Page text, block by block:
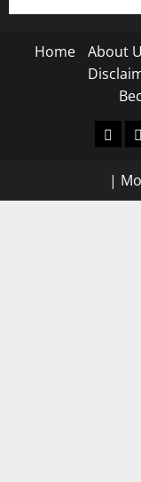
Home About
Home
|